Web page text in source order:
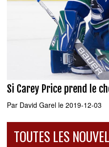
Si Carey Price prend le
Par David Garel le 2019-12-03
TOUTES LES